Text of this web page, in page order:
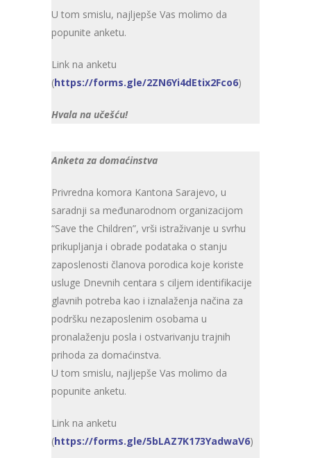
U tom smislu, najljepše Vas molimo da
popunite anketu.
Link na anketu
(https://forms.gle/2ZN6Yi4dEtix2Fco6)
Hvala na učešću!
Anketa za domaćinstva
Privredna komora Kantona Sarajevo, u
saradnji sa međunarodnom organizacijom
“Save the Children”, vrši istraživanje u svrhu
prikupljanja i obrade podataka o stanju
zaposlenosti članova porodica koje koriste
usluge Dnevnih centara s ciljem identifikacije
glavnih potreba kao i iznalaženja načina za
podršku nezaposlenim osobama u
pronalaženju posla i ostvarivanju trajnih
prihoda za domaćinstva.
U tom smislu, najljepše Vas molimo da
popunite anketu.
Link na anketu
(https://forms.gle/5bLAZ7K173YadwaV6)